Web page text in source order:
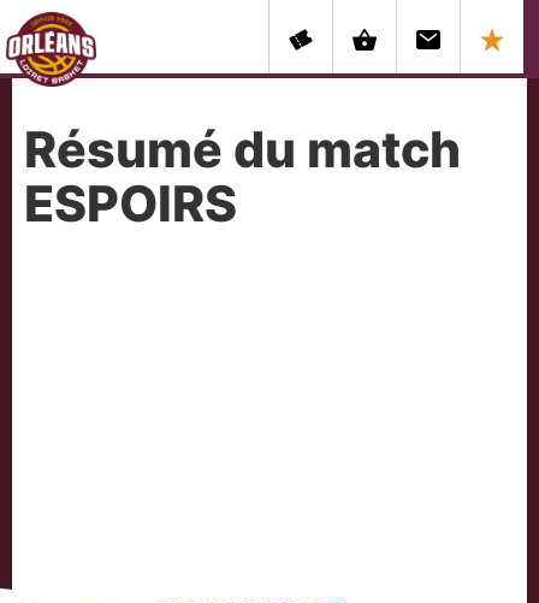
Résumé du match
ESPOIRS